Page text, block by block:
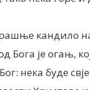
кандило
Бога је огањ,
нека буде